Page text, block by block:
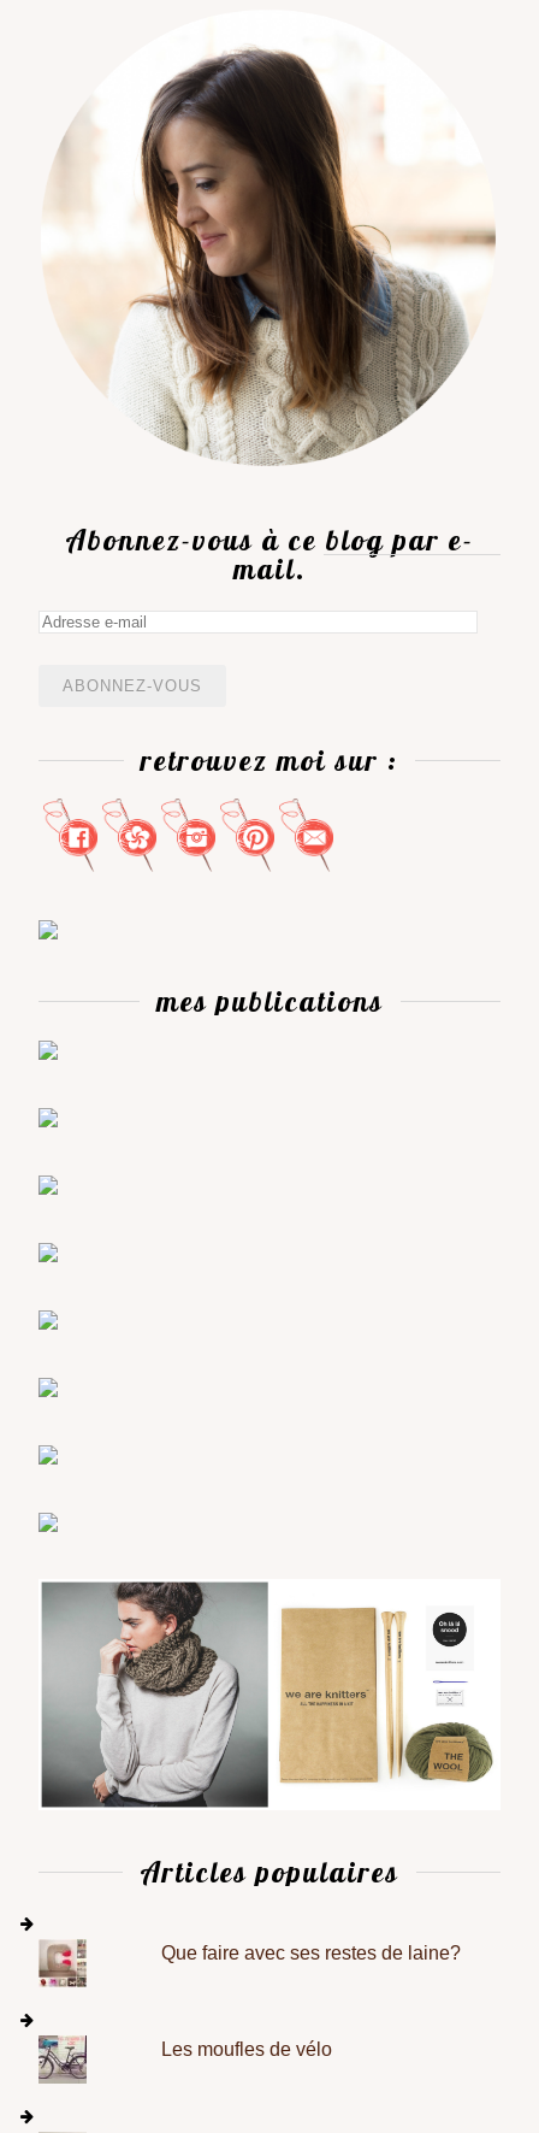
Abonnez-vous à ce blog par e-
mail.
Adresse
mail
retrouvez moi sur :
mes publications
Articles populaires
Que faire avec ses restes de laine?
Les moufles de vélo